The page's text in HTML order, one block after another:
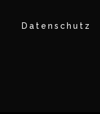
Datenschutz